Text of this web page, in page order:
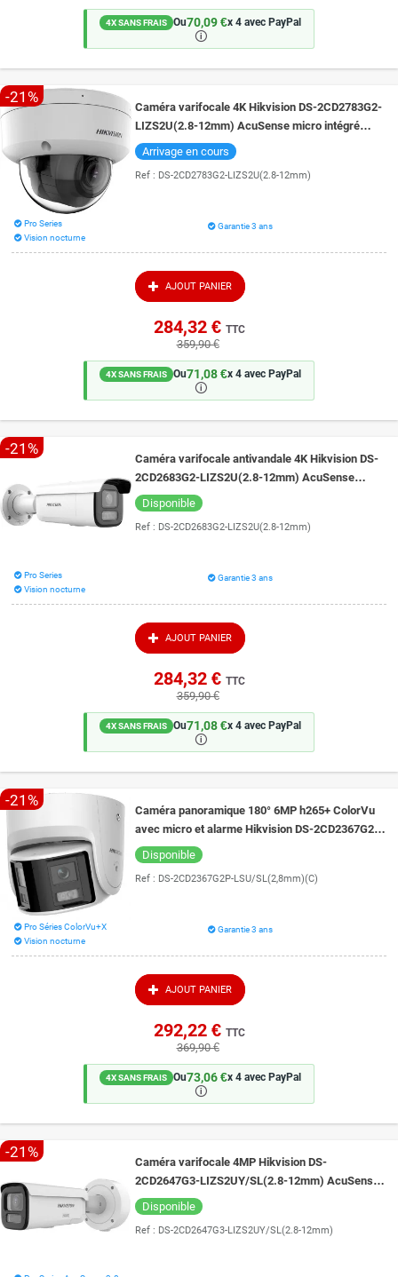
4X SANS FRAIS Ou70,09 €x 4 avec PayPal
🛈
-21%
Caméra varifocale 4K Hikvision DS-2CD2783G2-
LIZS2U(2.8-12mm) AcuSense micro intégré
vision de nuit 40 mètres en couleur
Arrivage en cours
Ref : DS-2CD2783G2-LIZS2U(2.8-12mm)
Pro Series
Vision nocturne
Garantie 3 ans
AJOUT PANIER
284,32 € TTC
359,90 €
4X SANS FRAIS Ou71,08 €x 4 avec PayPal
🛈
-21%
Caméra varifocale antivandale 4K Hikvision DS-
2CD2683G2-LIZS2U(2.8-12mm) AcuSense
micro intégré vision de nuit couleur 60 mètres
Disponible
Ref : DS-2CD2683G2-LIZS2U(2.8-12mm)
Pro Series
Vision nocturne
Garantie 3 ans
AJOUT PANIER
284,32 € TTC
359,90 €
4X SANS FRAIS Ou71,08 €x 4 avec PayPal
🛈
-21%
Caméra panoramique 180° 6MP h265+ ColorVu
avec micro et alarme Hikvision DS-2CD2367G2P-
LSU/SL vision de nuit couleur 30 mètres
Disponible
Ref : DS-2CD2367G2P-LSU/SL(2,8mm)(C)
Pro Séries ColorVu+X
Vision nocturne
Garantie 3 ans
AJOUT PANIER
292,22 € TTC
369,90 €
4X SANS FRAIS Ou73,06 €x 4 avec PayPal
🛈
-21%
Caméra varifocale 4MP Hikvision DS-
2CD2647G3-LIZS2UY/SL(2.8-12mm) AcuSense
3.0 et vision de nuit couleur 60 mètres ColorVu
3.0
Disponible
Ref : DS-2CD2647G3-LIZS2UY/SL(2.8-12mm)